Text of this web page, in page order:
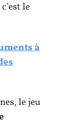
le
à
le jeu